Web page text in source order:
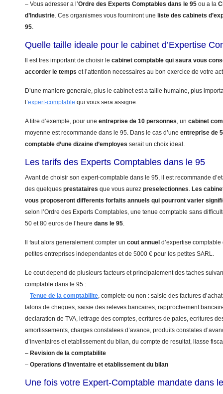
– Vous adresser a l’Ordre des Experts Comptables dans le 95 ou a la
d’Industrie. Ces organismes vous fourniront une liste des cabinets
95.
Quelle taille ideale pour le cabinet d’Expertise
Il est tres important de choisir le cabinet comptable qui saura vous
accorder le temps et l’attention necessaires au bon exercice de votre
D’une maniere generale, plus le cabinet est a taille humaine, plus
l’expert-comptable qui vous sera assigne.
A titre d’exemple, pour une entreprise de 10 personnes, un cabinet
moyenne est recommande dans le 95. Dans le cas d’une entreprise de
comptable d’une dizaine d’employes serait un choix ideal.
Les tarifs des Experts Comptables dans le 95
Avant de choisir son expert-comptable dans le 95, il est recommande
des quelques prestataires que vous aurez preselectionnes. Les
vous proposeront differents forfaits annuels qui pourront varier
selon l’Ordre des Experts Comptables, une tenue comptable sans
50 et 80 euros de l’heure dans le 95.
Il faut alors generalement compter un cout annuel d’expertise
petites entreprises independantes et de 5000 € pour les petites SARL.
Le cout depend de plusieurs facteurs et principalement des taches
comptable dans le 95 :
– Tenue de la comptabilite, complete ou non : saisie des factures
talons de cheques, saisie des releves bancaires, rapprochement
declaration de TVA, lettrage des comptes, ecritures de paies, ecritures
amortissements, charges constatees d’avance, produits constates
d’inventaires et etablissement du bilan, du compte de resultat, liasse
– Revision de la comptabilite
– Operations d’inventaire et etablissement du bilan
Une fois votre Expert-Comptable mandate dans